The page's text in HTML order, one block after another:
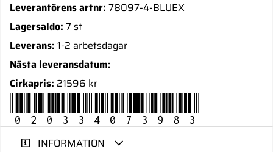
Leverantörens artnr: 78097-4-BLUEX
Lagersaldo: 7 st
Leverans: 1-2 arbetsdagar
Nästa leveransdatum:
Cirkapris: 21596 kr
020334073983
INFORMATION